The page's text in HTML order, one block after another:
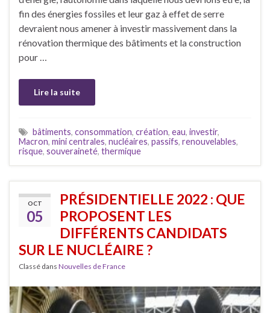
fin des énergies fossiles et leur gaz à effet de serre
devraient nous amener à investir massivement dans la
rénovation thermique des bâtiments et la construction
pour …
Lire la suite
bâtiments, consommation, création, eau, investir,
Macron, mini centrales, nucléaires, passifs, renouvelables,
risque, souveraineté, thermique
OCT
05
PRÉSIDENTIELLE 2022 : QUE
PROPOSENT LES
DIFFÉRENTS CANDIDATS
SUR LE NUCLÉAIRE ?
Classé dans Nouvelles de France